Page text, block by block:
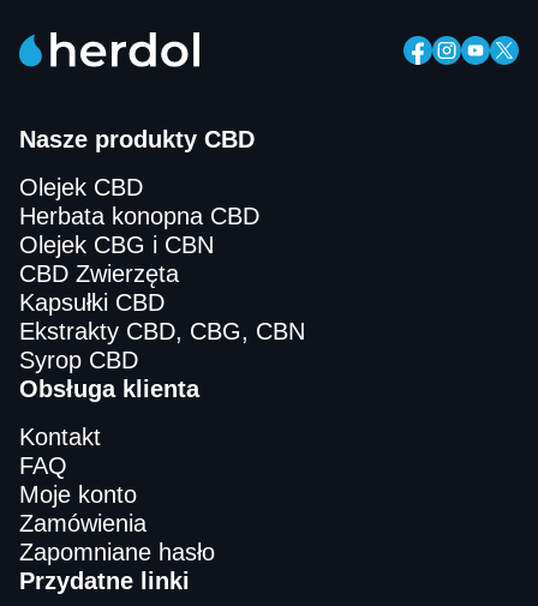
Nasze produkty CBD
Olejek CBD
Herbata konopna CBD
Olejek CBG i CBN
CBD Zwierzęta
Kapsułki CBD
Ekstrakty CBD, CBG, CBN
Syrop CBD
Obsługa klienta
Kontakt
FAQ
Moje konto
Zamówienia
Zapomniane hasło
Przydatne linki